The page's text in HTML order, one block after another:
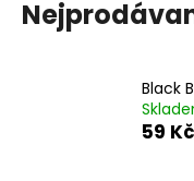
Black
59 Kč
u